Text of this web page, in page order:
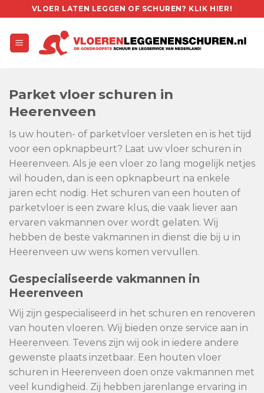
to
content
VLOER LATEN LEGGEN OF SCHUREN? KLIK HIER!
Parket vloer schuren in
Heerenveen
Is uw houten- of parketvloer versleten en is het tijd
voor een opknapbeurt? Laat uw vloer schuren in
Heerenveen. Als je een vloer zo lang mogelijk netjes
wil houden, dan is een opknapbeurt na enkele
jaren echt nodig. Het schuren van een houten of
parketvloer is een zware klus, die vaak liever aan
ervaren vakmannen over wordt gelaten. Wij
hebben de beste vakmannen in dienst die bij u in
Heerenveen uw wens komen vervullen.
Gespecialiseerde vakmannen in
Heerenveen
Wij zijn gespecialiseerd in het schuren en renoveren
van houten vloeren. Wij bieden onze service aan in
Heerenveen. Tevens zijn wij ook in iedere andere
gewenste plaats inzetbaar. Een houten vloer
schuren in Heerenveen doen onze vakmannen met
veel kundigheid. Zij hebben jarenlange ervaring in